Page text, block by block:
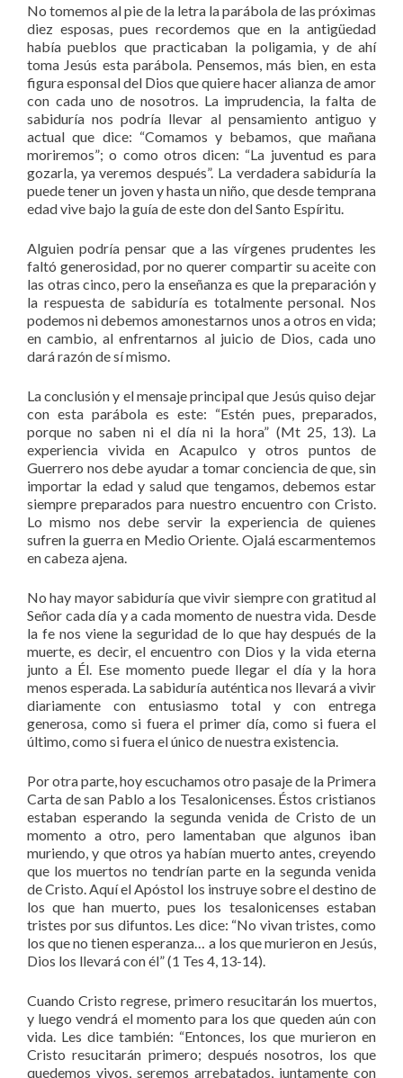
No tomemos al pie de la letra la parábola de las próximas
diez esposas, pues recordemos que en la antigüedad
había pueblos que practicaban la poligamia, y de ahí
toma Jesús esta parábola. Pensemos, más bien, en esta
figura esponsal del Dios que quiere hacer alianza de amor
con cada uno de nosotros. La imprudencia, la falta de
sabiduría nos podría llevar al pensamiento antiguo y
actual que dice: “Comamos y bebamos, que mañana
moriremos”; o como otros dicen: “La juventud es para
gozarla, ya veremos después”. La verdadera sabiduría la
puede tener un joven y hasta un niño, que desde temprana
edad vive bajo la guía de este don del Santo Espíritu.
Alguien podría pensar que a las vírgenes prudentes les
faltó generosidad, por no querer compartir su aceite con
las otras cinco, pero la enseñanza es que la preparación y
la respuesta de sabiduría es totalmente personal. Nos
podemos ni debemos amonestarnos unos a otros en vida;
en cambio, al enfrentarnos al juicio de Dios, cada uno
dará razón de sí mismo.
La conclusión y el mensaje principal que Jesús quiso dejar
con esta parábola es este: “Estén pues, preparados,
porque no saben ni el día ni la hora” (Mt 25, 13). La
experiencia vivida en Acapulco y otros puntos de
Guerrero nos debe ayudar a tomar conciencia de que, sin
importar la edad y salud que tengamos, debemos estar
siempre preparados para nuestro encuentro con Cristo.
Lo mismo nos debe servir la experiencia de quienes
sufren la guerra en Medio Oriente. Ojalá escarmentemos
en cabeza ajena.
No hay mayor sabiduría que vivir siempre con gratitud al
Señor cada día y a cada momento de nuestra vida. Desde
la fe nos viene la seguridad de lo que hay después de la
muerte, es decir, el encuentro con Dios y la vida eterna
junto a Él. Ese momento puede llegar el día y la hora
menos esperada. La sabiduría auténtica nos llevará a vivir
diariamente con entusiasmo total y con entrega
generosa, como si fuera el primer día, como si fuera el
último, como si fuera el único de nuestra existencia.
Por otra parte, hoy escuchamos otro pasaje de la Primera
Carta de san Pablo a los Tesalonicenses. Éstos cristianos
estaban esperando la segunda venida de Cristo de un
momento a otro, pero lamentaban que algunos iban
muriendo, y que otros ya habían muerto antes, creyendo
que los muertos no tendrían parte en la segunda venida
de Cristo. Aquí el Apóstol los instruye sobre el destino de
los que han muerto, pues los tesalonicenses estaban
tristes por sus difuntos. Les dice: “No vivan tristes, como
los que no tienen esperanza… a los que murieron en Jesús,
Dios los llevará con él” (1 Tes 4, 13-14).
Cuando Cristo regrese, primero resucitarán los muertos,
y luego vendrá el momento para los que queden aún con
vida. Les dice también: “Entonces, los que murieron en
Cristo resucitarán primero; después nosotros, los que
quedemos vivos, seremos arrebatados, juntamente con